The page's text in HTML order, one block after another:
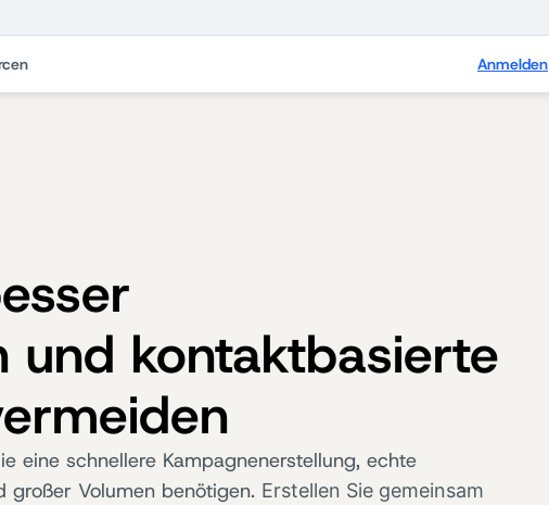
Anmelden
und kontaktbasierte
eine schnellere Kampagnenerstellung, echte
großer Volumen benötigen. Erstellen Sie gemeinsam